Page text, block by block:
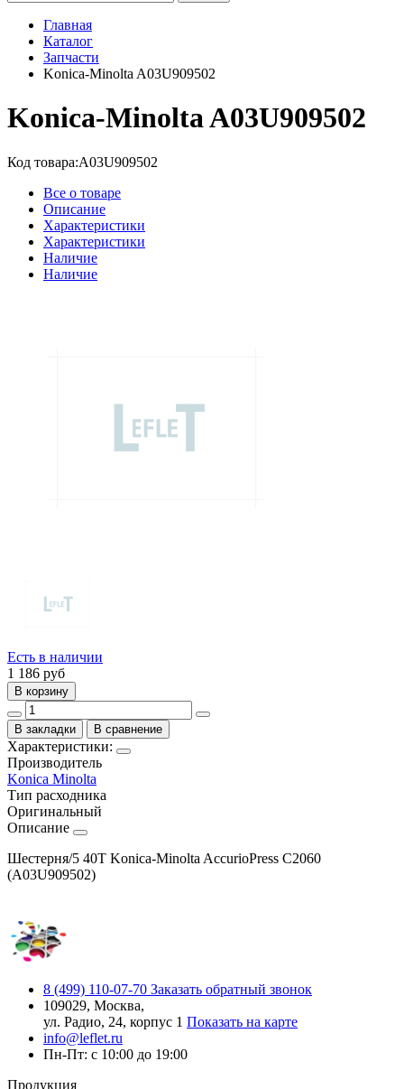
Главная
Каталог
Запчасти
Konica-Minolta A03U909502
Konica-Minolta A03U909502
Код товара:A03U909502
Все о товаре
Описание
Характеристики
Характеристики
Наличие
Наличие
Есть в наличии
1 186 руб
В корзину
В закладки В сравнение
Характеристики:
Производитель
Konica Minolta
Тип расходника
Оригинальный
Описание
Шестерня/5 40T Konica-Minolta AccurioPress C2060
(A03U909502)
8 (499) 110-07-70 Заказать обратный звонок
109029, Москва,
ул. Радио, 24, корпус 1 Показать на карте
info@leflet.ru
Пн-Пт: с 10:00 до 19:00
Продукция